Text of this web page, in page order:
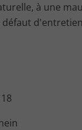
à une